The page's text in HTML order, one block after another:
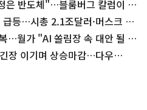
은 반도체"…블룸버그 칼럼이 던
등…시총 2.1조달러·머스크 조
…월가 "AI 쏠림장 속 대안 될 수
장 이기며 상승마감…다우